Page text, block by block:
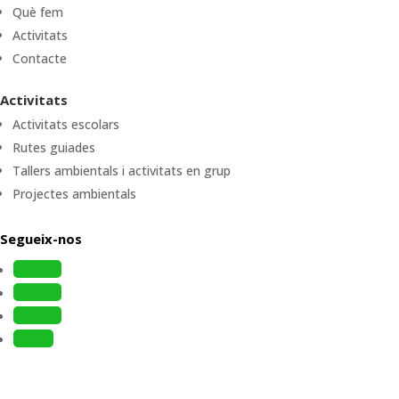
Què fem
Activitats
Contacte
Activitats
Activitats escolars
Rutes guiades
Tallers ambientals i activitats en grup
Projectes ambientals
Segueix-nos
Follow
Follow
Follow
Follow